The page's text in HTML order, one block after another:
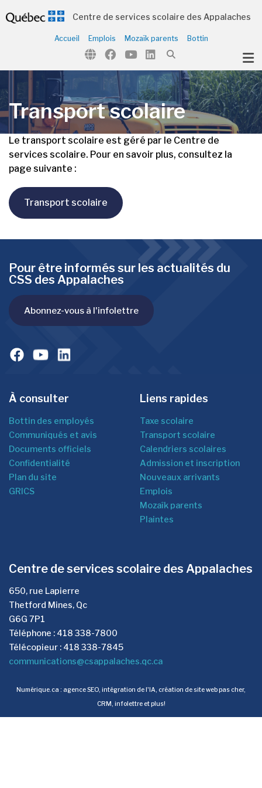
(Notre école )
Centre de services scolaire des Appalaches
Accueil Emplois Mozaïk parents Bottin
Transport scolaire
Le transport scolaire est géré par le Centre de
services scolaire. Pour en savoir plus, consultez la
page suivante :
Transport scolaire
Pour être informés sur les actualités du
CSS des Appalaches
Abonnez-vous à l'infolettre
À consulter
Bottin des employés
Communiqués et avis
Documents officiels
Confidentialité
Plan du site
GRICS
Liens rapides
Taxe scolaire
Transport scolaire
Calendriers scolaires
Admission et inscription
Nouveaux arrivants
Emplois
Mozaîk parents
Plaintes
Centre de services scolaire des Appalaches
650, rue Lapierre
Thetford Mines, Qc
G6G 7P1
Téléphone : 418 338-7800
Télécopieur : 418 338-7845
communications@csappalaches.qc.ca
Numérique.ca : agence SEO, intégration de l'IA, création de site web pas cher,
CRM, infolettreet plus!